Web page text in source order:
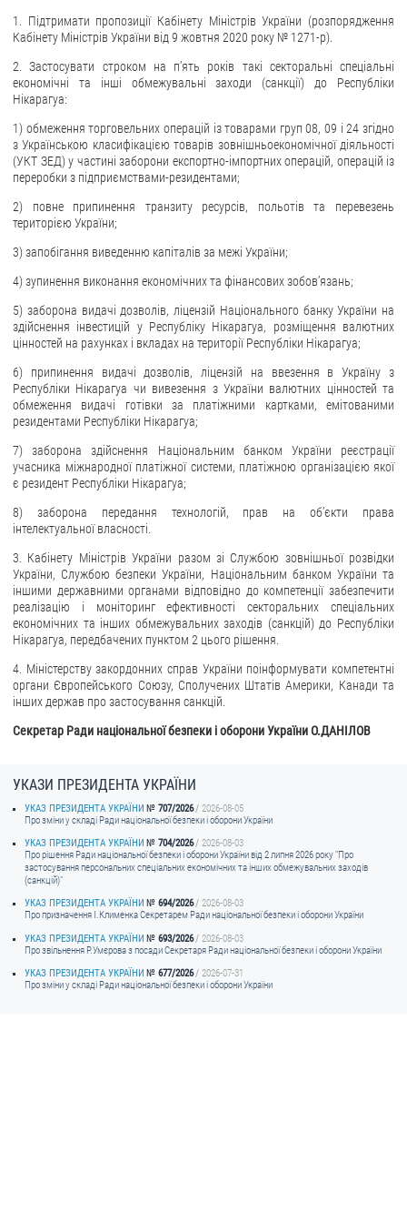
1. Підтримати пропозиції Кабінету Міністрів України (розпорядження
Кабінету Міністрів України від 9 жовтня 2020 року № 1271-р).
2. Застосувати строком на п’ять років такі секторальні спеціальні
економічні та інші обмежувальні заходи (санкції) до Республіки
Нікарагуа:
1) обмеження торговельних операцій із товарами груп 08, 09 і 24 згідно
з Українською класифікацією товарів зовнішньоекономічної діяльності
(УКТ ЗЕД) у частині заборони експортно-імпортних операцій, операцій із
переробки з підприємствами-резидентами;
2) повне припинення транзиту ресурсів, польотів та перевезень
територією України;
3) запобігання виведенню капіталів за межі України;
4) зупинення виконання економічних та фінансових зобов’язань;
5) заборона видачі дозволів, ліцензій Національного банку України на
здійснення інвестицій у Республіку Нікарагуа, розміщення валютних
цінностей на рахунках і вкладах на території Республіки Нікарагуа;
6) припинення видачі дозволів, ліцензій на ввезення в Україну з
Республіки Нікарагуа чи вивезення з України валютних цінностей та
обмеження видачі готівки за платіжними картками, емітованими
резидентами Республіки Нікарагуа;
7) заборона здійснення Національним банком України реєстрації
учасника міжнародної платіжної системи, платіжною організацією якої
є резидент Республіки Нікарагуа;
8) заборона передання технологій, прав на об’єкти права
інтелектуальної власності.
3. Кабінету Міністрів України разом зі Службою зовнішньої розвідки
України, Службою безпеки України, Національним банком України та
іншими державними органами відповідно до компетенції забезпечити
реалізацію і моніторинг ефективності секторальних спеціальних
економічних та інших обмежувальних заходів (санкцій) до Республіки
Нікарагуа, передбачених пунктом 2 цього рішення.
4. Міністерству закордонних справ України поінформувати компетентні
органи Європейського Союзу, Сполучених Штатів Америки, Канади та
інших держав про застосування санкцій.
Секретар Ради національної безпеки і оборони України О.ДАНІЛОВ
УКАЗИ ПРЕЗИДЕНТА УКРАЇНИ
УКАЗ ПРЕЗИДЕНТА УКРАЇНИ 707/2026
2026-08-05
Про зміни у складі Ради національної безпеки і оборони України
УКАЗ ПРЕЗИДЕНТА УКРАЇНИ
704/2026
2026-08-03
Про рішення Ради національної безпеки і оборони України від 2 липня 2026 року "Про
застосування персональних спеціальних економічних та інших обмежувальних заходів
(санкцій)"
УКАЗ ПРЕЗИДЕНТА УКРАЇНИ
694/2026
2026-08-03
Про призначення I.Клименка Секретарем Ради національної безпеки і оборони України
УКАЗ ПРЕЗИДЕНТА УКРАЇНИ
693/2026
2026-08-03
Про звільнення Р.Умєрова з посади Секретаря Ради національної безпеки і оборони України
УКАЗ ПРЕЗИДЕНТА УКРАЇНИ
677/2026
2026-07-31
Про зміни у складі Ради національної безпеки і оборони України